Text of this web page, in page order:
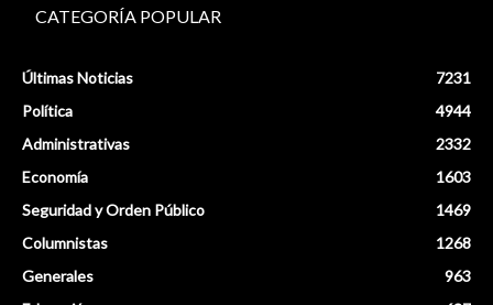
CATEGORÍA POPULAR
Últimas Noticias
7231
Política
4944
Administrativas
2332
Economía
1603
Seguridad y Orden Público
1469
Columnistas
1268
Generales
963